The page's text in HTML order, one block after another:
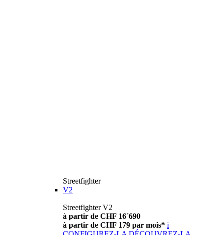
Streetfighter
V2
Streetfighter V2
à partir de CHF 16´690
à partir de CHF 179 par mois* i